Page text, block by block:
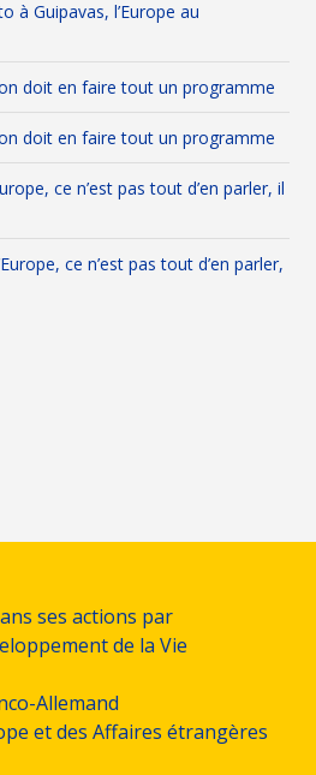
à Guipavas, l’Europe au
doit en faire tout un programme
doit en faire tout un programme
ce n’est pas tout d’en parler, il
ce n’est pas tout d’en parler,
ses actions par
de la Vie
Allemand
et des Affaires étrangères